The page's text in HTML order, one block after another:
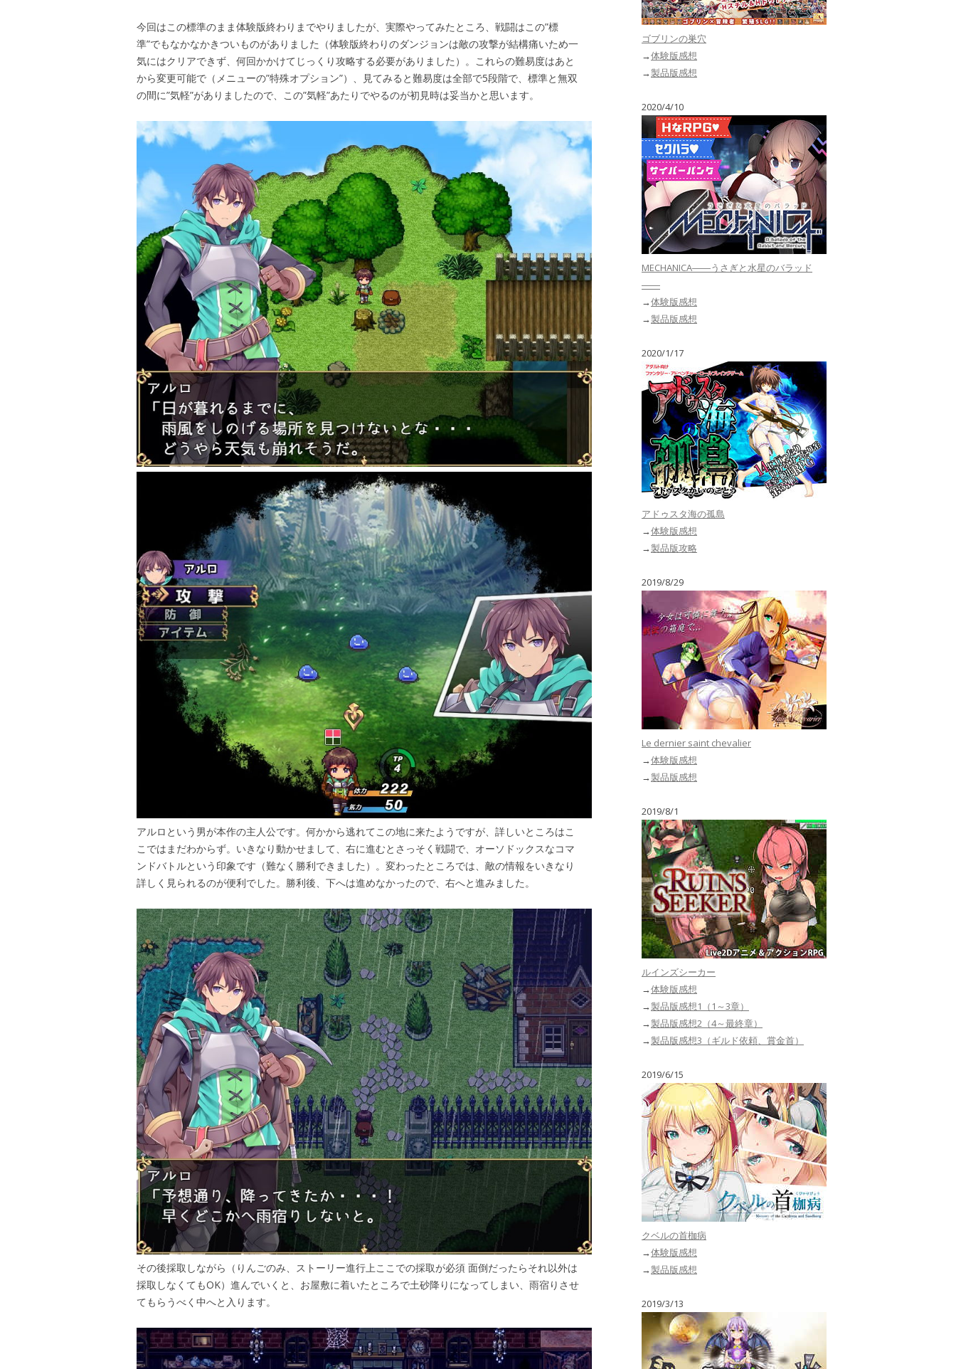
今回はこの標準のまま体験版終わりまでやりましたが、実際やってみたところ、戦闘はこの”標
準”でもなかなかきついものがありました（体験版終わりのダンジョンは敵の攻撃が結構痛いため一
気にはクリアできず、何回かかけてじっくり攻略する必要がありました）。これらの難易度はあと
から変更可能で（メニューの”特殊オプション”）、見てみると難易度は全部で5段階で、標準と無双
の間に”気軽”がありましたので、この”気軽”あたりでやるのが初見時は妥当かと思います。
アルロという男が本作の主人公です。何かから逃れてこの地に来たようですが、詳しいところはこ
こではまだわからず。いきなり動かせまして、右に進むとさっそく戦闘で、オーソドックスなコマ
ンドバトルという印象です（難なく勝利できました）。変わったところでは、敵の情報をいきなり
詳しく見られるのが便利でした。勝利後、下へは進めなかったので、右へと進みました。
その後採取しながら（りんごのみ、ストーリー進行上ここでの採取が必須 面倒だったらそれ以外は
採取しなくてもOK）進んでいくと、お屋敷に着いたところで土砂降りになってしまい、雨宿りさせ
てもらうべく中へと入ります。
ゴブリンの巣穴
→体験版感想
→製品版感想
2020/4/10
MECHANICA――うさぎと水星のバラッド
――
→体験版感想
→製品版感想
2020/1/17
アドゥスタ海の孤島
→体験版感想
→製品版攻略
2019/8/29
Le dernier saint chevalier
→体験版感想
→製品版感想
2019/8/1
ルインズシーカー
→体験版感想
→製品版感想1（1～3章）
→製品版感想2（4～最終章）
→製品版感想3（ギルド依頼、賞金首）
2019/6/15
クベルの首枷病
→体験版感想
→製品版感想
2019/3/13